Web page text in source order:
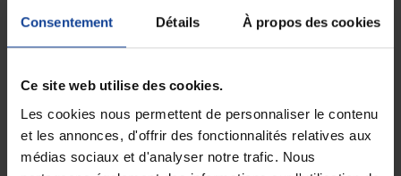
Consentement Détails À propos des cookies
Ce site web utilise des cookies.
Les cookies nous permettent de personnaliser le contenu
et les annonces, d'offrir des fonctionnalités relatives aux
médias sociaux et d'analyser notre trafic. Nous
Le vendredi jusqu'à 17h
Description
Pince à écharde de Feilchenfeld 11.5 cm.
Pince à écharde de Feilchenfeld en inox